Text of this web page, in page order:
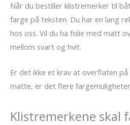
Når du bestiller klistremerker til
farge på teksten. Du har en lang
hos oss. Vil du ha folie med matt
mellom svart og hvit.
Er det ikke et krav at overflaten
matte, er det flere
Klistremerkene skal